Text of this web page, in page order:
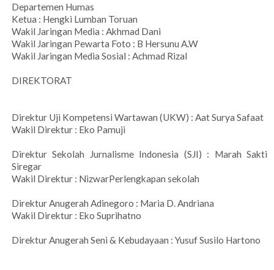
Departemen Humas
Ketua : Hengki Lumban Toruan
Wakil Jaringan Media : Akhmad Dani
Wakil Jaringan Pewarta Foto : B Hersunu A.W
Wakil Jaringan Media Sosial : Achmad Rizal
DIREKTORAT
Direktur Uji Kompetensi Wartawan (UKW) : Aat Surya Safaat
Wakil Direktur : Eko Pamuji
Direktur Sekolah Jurnalisme Indonesia (SJI) : Marah Sakti
Siregar
Wakil Direktur : NizwarPerlengkapan sekolah
Direktur Anugerah Adinegoro : Maria D. Andriana
Wakil Direktur : Eko Suprihatno
Direktur Anugerah Seni & Kebudayaan : Yusuf Susilo Hartono